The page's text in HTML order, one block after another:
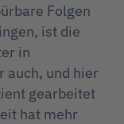
Folgen
ist die
in
auch, und hier
gearbeitet
hat mehr